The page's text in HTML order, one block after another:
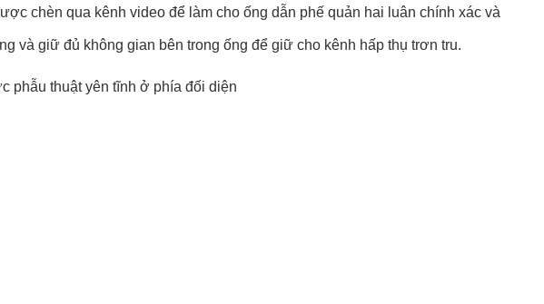
chèn qua kênh video để làm cho ống dẫn phế quản hai luân chính xác và
và giữ đủ không gian bên trong ống để giữ cho kênh hấp thụ trơn tru.
phẫu thuật yên tĩnh ở phía đối diện